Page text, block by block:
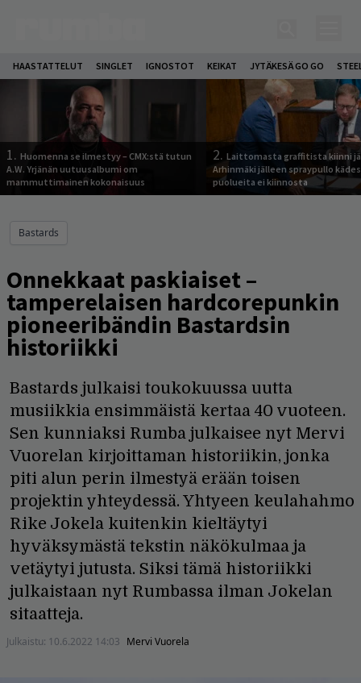
HAASTATTELUT SINGLET IGNOSTOT KEIKAT JYTÄKESÄ GO GO
1. Huomenna se ilmestyy – CMX:stä tutun
A.W. Yrjänän uutuusalbumi om
mammuttimainen kokonaisuus
2. Laittomasta graffitista kiinni
Arhinmäki jälleen spraypullo
puolueita ei kiinnosta
Bastards
Onnekkaat paskiaiset –
tamperelaisen hardcorepunkin
pioneeribändin Bastardsin
historiikki
Bastards julkaisi toukokuussa uutta
musiikkia ensimmäistä kertaa 40 vuoteen.
Sen kunniaksi Rumba julkaisee nyt Mervi
Vuorelan kirjoittaman historiikin, jonka
piti alun perin ilmestyä erään toisen
projektin yhteydessä. Yhtyeen keulahahmo
Rike Jokela kuitenkin kieltäytyi
hyväksymästä tekstin näkökulmaa ja
vetäytyi jutusta. Siksi tämä historiikki
julkaistaan nyt Rumbassa ilman Jokelan
sitaatteja.
Julkaistu: 10.6.2022 14:03 Mervi Vuorela